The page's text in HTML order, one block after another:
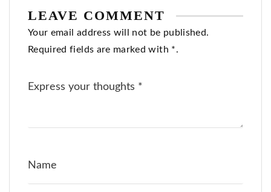
LEAVE COMMENT
Your email address will not be published.
Required fields are marked with *.